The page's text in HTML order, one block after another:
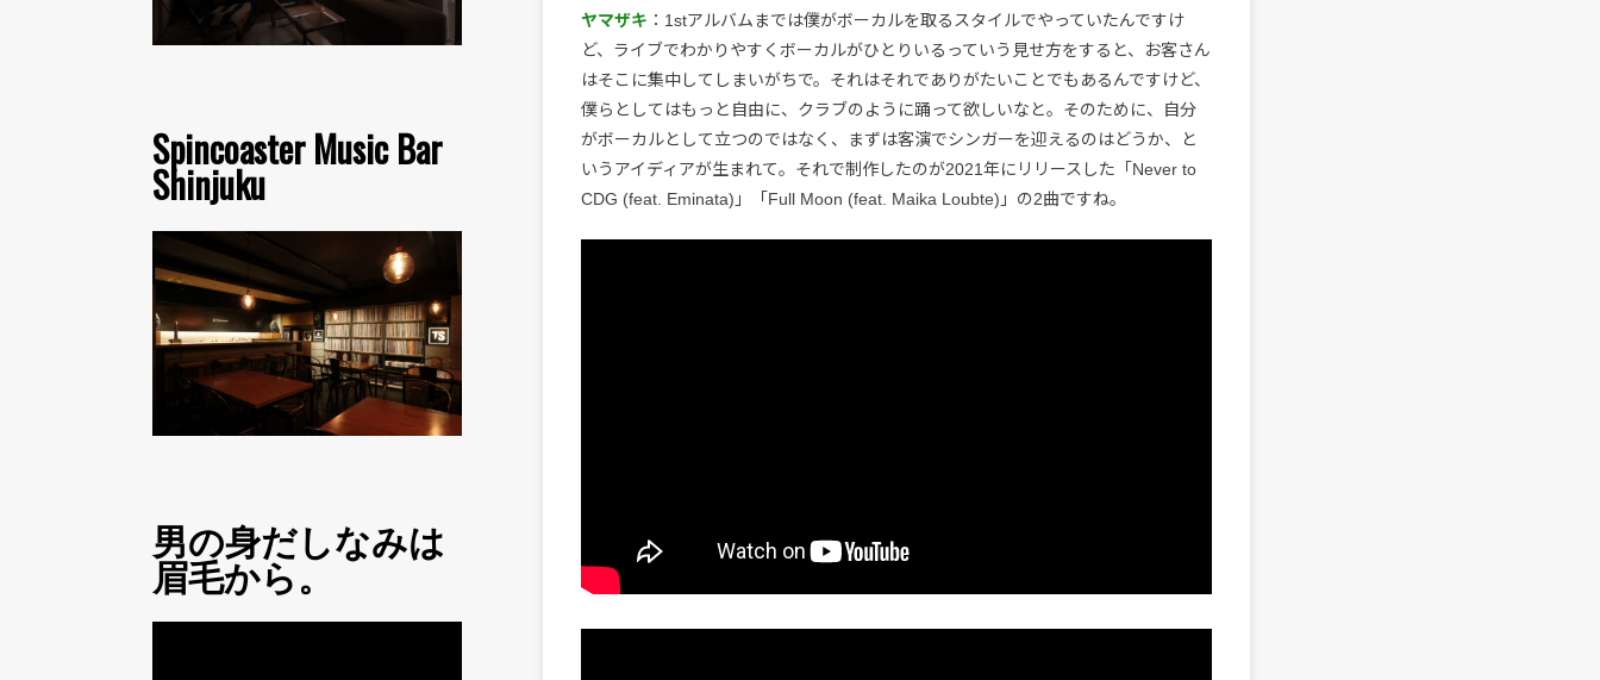
Spincoaster Music Bar
Shinjuku
男の身だしなみは
眉毛から。
ヤマザキ ：1stアルバムまでは僕がボーカルを取るスタイルでやっていたんですけ
ど、ライブでわかりやすくボーカルがひとりいるっていう見せ方をすると、お客さん
はそこに集中してしまいがちで。それはそれでありがたいことでもあるんですけど、
僕らとしてはもっと自由に、クラブのように踊って欲しいなと。そのために、自分
がボーカルとして立つのではなく、まずは客演でシンガーを迎えるのはどうか、と
いうアイディアが生まれて。それで制作したのが2021年にリリースした「Never to
CDG (feat. Eminata)」「Full Moon (feat. Maika Loubte)」の2曲ですね。